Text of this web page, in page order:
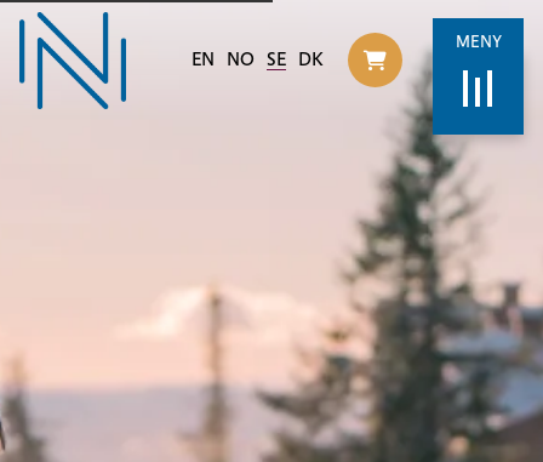
EN NO SE DK
Til
MENY